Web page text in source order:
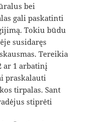
bei
gali paskatinti
Tokiu būdu
susidaręs
Tereikia
ar 1 arbatinį
praskalauti
tirpalas. Sant
stiprėti